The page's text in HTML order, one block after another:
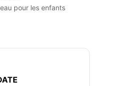
pour les enfants